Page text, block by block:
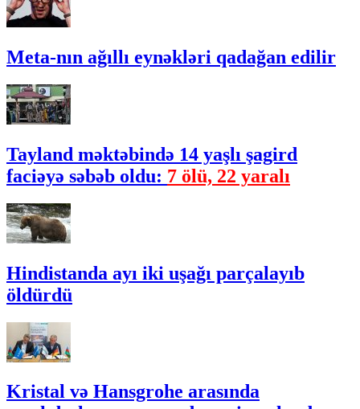
Meta-nın ağıllı eynəkləri qadağan edilir
Tayland məktəbində 14 yaşlı şagird
faciəyə səbəb oldu: 7 ölü, 22 yaralı
Hindistanda ayı iki uşağı parçalayıb
öldürdü
Kristal və Hansgrohe arasında